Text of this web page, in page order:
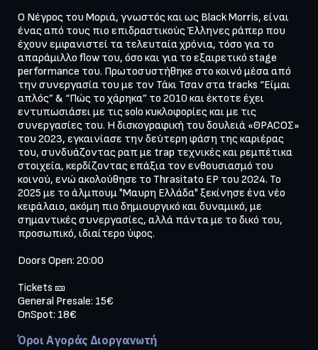
Ο Νέγρος του Μοριά, γνωστός και ως Black Morris, είναι
ένας από τους πιο επιδραστικούς Έλληνες ράπερ που
έχουν εμφανιστεί τα τελευταία χρόνια, τόσο για το
απαράμιλλο flow του, όσο και για το εξαιρετικό stage
performance του. Πρωτοσυστήθηκε στο κοινό μέσα από
την συνεργασία του με τον Τάκι Τσαν στα tracks “Είμαι
απλός” & “Πώς το χάρηκα” το 2010 και έκτοτε έχει
εντυπωσιάσει με τις solo κυκλοφορίες και με τις
συνεργασίες του. Η δισκογραφική του δουλειά «ΘΡΑCOΣ»
του 2023, εγκαινίασε την δεύτερη φάση της καριέρας
του, συνδυάζοντας ραπ με trap τεχνικές και ρεμπέτικα
στοιχεία, κερδίζοντας επάξια τον ενθουσιασμό του
κοινού, ενώ ακολούθησε το Thrasitato EP του 2024. Το
2025 με το άλμπουμ "Μαυρη Ελλάδα" ξεκίνησε ένα νέο
κεφάλαιο, ακόμη πιο δημιουργικό και δυναμικό, με
σημαντικές συνεργασίες, αλλά πάντα με το δικό του,
προσωπικό, ιδιαίτερο ύφος.
Doors Open: 20:00
Tickets 🎫
General Presale: 15€
Όροι Αγοράς Διοργανωτή